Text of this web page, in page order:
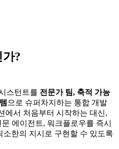
?
스턴트를 전문가 팀, 축적 가능
으로 슈퍼차지하는 통합 개발
에서 처음부터 시작하는 대신,
에이전트, 워크플로우를 즉시
한의 지시로 구현할 수 있도록